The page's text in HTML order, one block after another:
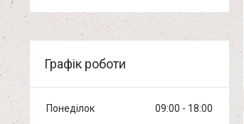
Графік роботи
Понеділок 09:00
18:00